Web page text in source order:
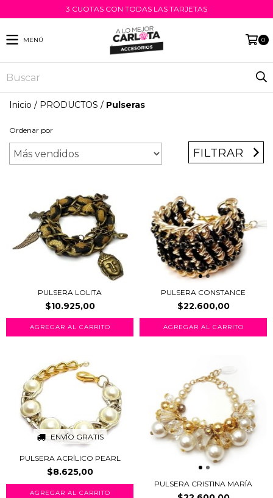
3 CUOTAS CON TODAS LAS TARJETAS
MENÚ 0
Inicio / PRODUCTOS / Pulseras
Ordenar por
FILTRAR
PULSERA LOLITA
$10.925,00
PULSERA CONSTANCE
$22.600,00
AGREGAR AL CARRITO
ENVÍO GRATIS
PULSERA ACRÍLICO PEARL
$8.625,00
PULSERA CRISTINA MARÍA